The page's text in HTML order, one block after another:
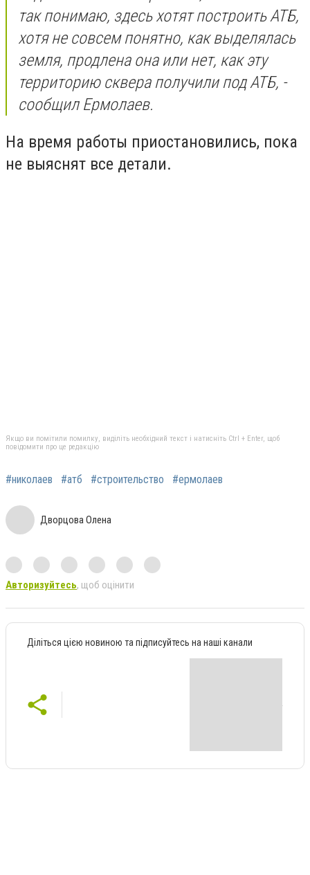
так понимаю, здесь хотят построить АТБ,
хотя не совсем понятно, как выделялась
земля, продлена она или нет, как эту
территорию сквера получили под АТБ, -
сообщил Ермолаев.
На время работы приостановились, пока
не выяснят все детали.
Якщо ви помітили помилку, виділіть необхідний текст і натисніть Ctrl + Enter, щоб
повідомити про це редакцію
#николаев #атб #строительство #ермолаев
Дворцова Олена
Авторизуйтесь, щоб оцінити
Діліться цією новиною та підписуйтесь на наші канали